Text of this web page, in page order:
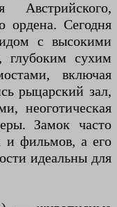
Австрийского,
ордена. Сегодня
с высокими
глубоким сухим
включая
рыцарский зал,
неоготическая
Замок часто
и фильмов, а его
идеальны для